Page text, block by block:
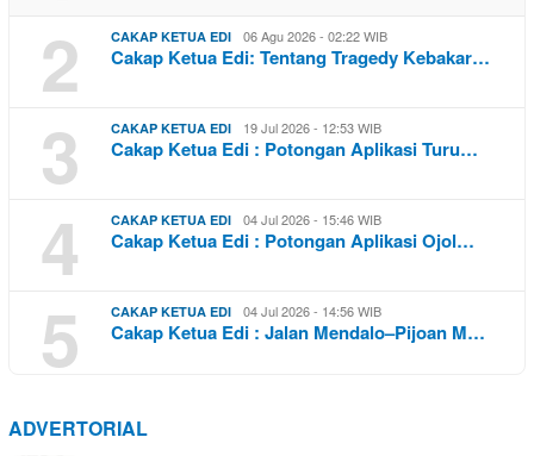
2 CAKAP KETUA EDI 06 Agu 2026 - 02:22 WIB
Cakap Ketua Edi: Tentang Tragedy Kebakar…
3 CAKAP KETUA EDI 19 Jul 2026 - 12:53 WIB
Cakap Ketua Edi : Potongan Aplikasi Turu…
4 CAKAP KETUA EDI 04 Jul 2026 - 15:46 WIB
Cakap Ketua Edi : Potongan Aplikasi Ojol…
5 CAKAP KETUA EDI 04 Jul 2026 - 14:56 WIB
Cakap Ketua Edi : Jalan Mendalo–Pijoan M…
ADVERTORIAL